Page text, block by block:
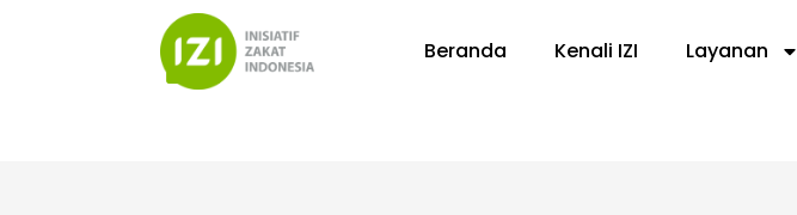
Beranda Kenali IZI Layanan